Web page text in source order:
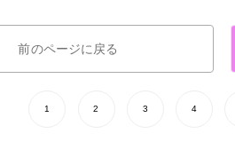
前のページに戻る
1 2 3 4